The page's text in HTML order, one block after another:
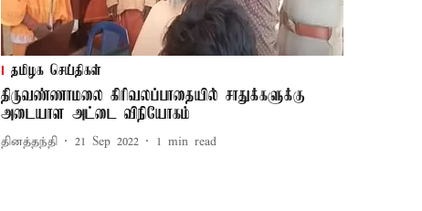
தமிழக செய்திகள்
திருவண்ணாமலை கிரிவலப்பாதையில் சாதுக்களுக்கு
அடையாள அட்டை விநியோகம்
தினத்தந்தி 21 Sep 2022 1 min read